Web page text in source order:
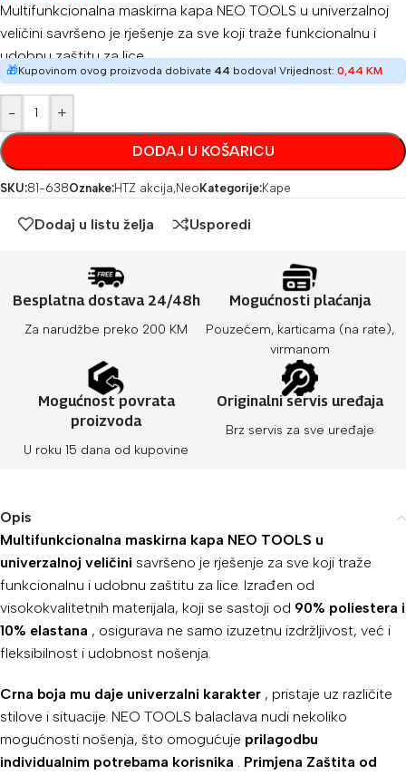
Multifunkcionalna maskirna kapa NEO TOOLS u univerzalnoj
veličini savršeno je rješenje za sve koji traže funkcionalnu i
udobnu zaštitu za lice.
🎁Kupovinom ovog proizvoda dobivate 44 bodova! Vrijednost: 0,44 KM
- +
DODAJ U KOŠARICU
SKU:81-638Oznake:HTZ akcija,Neo Kategorije:Kape
Dodaj u listu želja Usporedi
Besplatna dostava 24/48h
Za narudžbe preko 200 KM
Mogućnosti plaćanja
Pouzećem, karticama (na rate),
virmanom
Mogućnost povrata
proizvoda
U roku 15 dana od kupovine
Originalni servis uređaja
Brz servis za sve uređaje
Opis
Multifunkcionalna maskirna kapa NEO TOOLS u
univerzalnoj veličini savršeno je rješenje za sve koji traže
funkcionalnu i udobnu zaštitu za lice. Izrađen od
visokokvalitetnih materijala, koji se sastoji od 90% poliestera i
10% elastana , osigurava ne samo izuzetnu izdržljivost, već i
fleksibilnost i udobnost nošenja.
Crna boja mu daje univerzalni karakter , pristaje uz različite
stilove i situacije. NEO TOOLS balaclava nudi nekoliko
mogućnosti nošenja, što omogućuje prilagodbu
individualnim potrebama korisnika . Primjena Zaštita od